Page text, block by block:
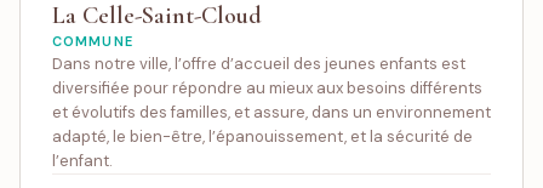
La Celle-Saint-Cloud
COMMUNE
Dans notre ville, l’offre d’accueil des jeunes enfants est
diversifiée pour répondre au mieux aux besoins différents
et évolutifs des familles, et assure, dans un environnement
adapté, le bien-être, l’épanouissement, et la sécurité de
l’enfant.